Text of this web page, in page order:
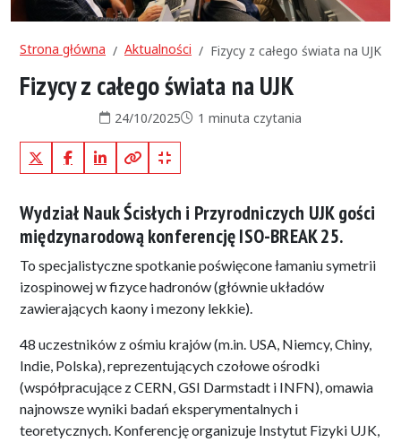
Strona główna Aktualności Fizycy z całego świata na UJK
Fizycy z całego świata na UJK
Data publikacji:
24/10/2025Czas czytania:
1 minuta czytania
X (Twitter)FacebookLinkedInKopiuj pełny link
Kopiuj krótki link
Wydział Nauk Ścisłych i Przyrodniczych UJK gości
międzynarodową konferencjęISO-BREAK 25.
To specjalistyczne spotkanie poświęcone łamaniu symetrii
izospinowej w fizyce hadronów (głównie układów
zawierających kaony i mezony lekkie).
48 uczestników z ośmiu krajów (m.in. USA, Niemcy, Chiny,
Indie, Polska), reprezentujących czołowe ośrodki
(współpracujące z CERN, GSI Darmstadt i INFN), omawia
najnowsze wyniki badań eksperymentalnych i
teoretycznych. Konferencję organizuje Instytut Fizyki UJK,